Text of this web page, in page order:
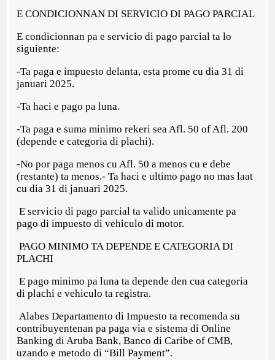
E CONDICIONNAN DI SERVICIO DI PAGO PARCIAL
E condicionnan pa e servicio di pago parcial ta lo
siguiente:
-Ta paga e impuesto delanta, esta prome cu dia 31 di
januari 2025.
-Ta haci e pago pa luna.
-Ta paga e suma minimo rekeri sea Afl. 50 of Afl. 200
(depende e categoria di plachi).
-No por paga menos cu Afl. 50 a menos cu e debe
(restante) ta menos.- Ta haci e ultimo pago no mas laat
cu dia 31 di januari 2025.
E servicio di pago parcial ta valido unicamente pa
pago di impuesto di vehiculo di motor.
PAGO MINIMO TA DEPENDE E CATEGORIA DI
PLACHI
E pago minimo pa luna ta depende den cua categoria
di plachi e vehiculo ta registra.
Alabes Departamento di Impuesto ta recomenda su
contribuyentenan pa paga via e sistema di Online
Banking di Aruba Bank, Banco di Caribe of CMB,
uzando e metodo di “Bill Payment”.